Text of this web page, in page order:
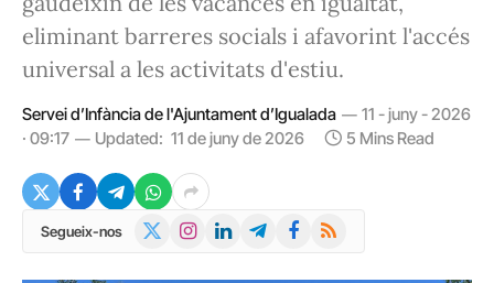
eliminant barreres socials i afavorint l'accés
universal a les activitats d'estiu.
Servei d’Infància de l'Ajuntament d’Igualada
11 - juny - 2026
· 09:17
Updated: 11 de juny de 2026 5 Mins Read
Segueix-nos InstagramLinkedInTelegramFacebook
RSS